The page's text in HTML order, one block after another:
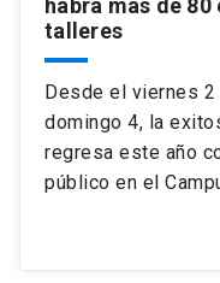
habrá más de
talleres
Desde el viernes
domingo 4, la
regresa este año
público en el